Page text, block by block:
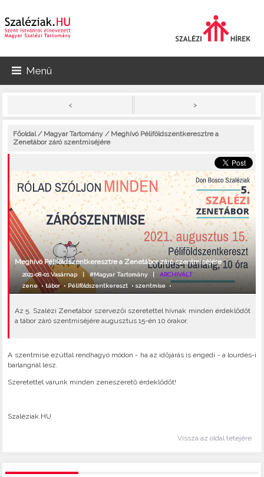
Menü
< >
Főoldal/ Magyar Tartomány / Meghívó Péliföldszentkeresztre a
Zenetábor záró szentmiséjére
Meghívó Péliföldszentkeresztre a Zenetábor záró szentmiséjére
2021-08-01 Vasárnap |#Magyar Tartomány|ARCHIVÁLT
zene•tábor• Péliföldszentkereszt •szentmise •
Az 5. Szalézi Zenetábor szervezői szeretettel hívnak minden érdeklődőt
a tábor záró szentmiséjére augusztus 15-én 10 órakor.
A szentmise ezúttal rendhagyó módon - ha az időjárás is engedi - a lourdes-i
barlangnál lesz.
Szeretettel várunk minden zeneszerető érdeklődőt!
Szaléziak.HU
Vissza az oldal tetejére